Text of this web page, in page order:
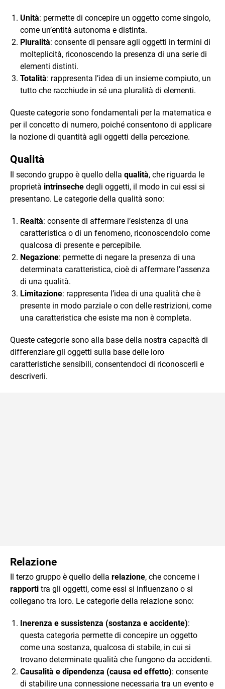
Unità: permette di concepire un oggetto come singolo,
come un’entità autonoma e distinta.
Pluralità: consente di pensare agli oggetti in termini di
molteplicità, riconoscendo la presenza di una serie di
elementi distinti.
Totalità: rappresenta l’idea di un insieme compiuto, un
tutto che racchiude in sé una pluralità di elementi.
Queste categorie sono fondamentali per la matematica e
per il concetto di numero, poiché consentono di applicare
la nozione di quantità agli oggetti della percezione.
Qualità
Il secondo gruppo è quello della qualità, che riguarda le
proprietà intrinseche degli oggetti, il modo in cui essi si
presentano. Le categorie della qualità sono:
Realtà: consente di affermare l’esistenza di una
caratteristica o di un fenomeno, riconoscendolo come
qualcosa di presente e percepibile.
Negazione: permette di negare la presenza di una
determinata caratteristica, cioè di affermare l’assenza
di una qualità.
Limitazione: rappresenta l’idea di una qualità che è
presente in modo parziale o con delle restrizioni, come
una caratteristica che esiste ma non è completa.
Queste categorie sono alla base della nostra capacità di
differenziare gli oggetti sulla base delle loro
caratteristiche sensibili, consentendoci di riconoscerli e
descriverli.
Relazione
Il terzo gruppo è quello della relazione, che concerne i
rapporti tra gli oggetti, come essi si influenzano o si
collegano tra loro. Le categorie della relazione sono:
Inerenza e sussistenza (sostanza e accidente):
questa categoria permette di concepire un oggetto
come una sostanza, qualcosa di stabile, in cui si
trovano determinate qualità che fungono da accidenti.
Causalità e dipendenza (causa ed effetto): consente
di stabilire una connessione necessaria tra un evento e